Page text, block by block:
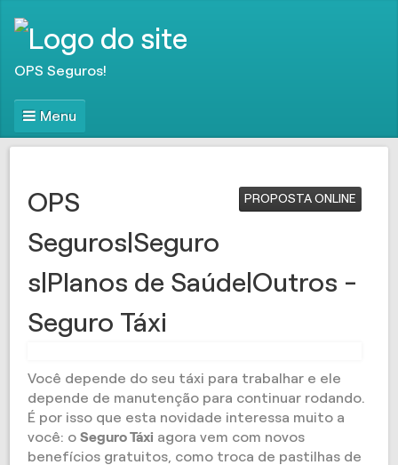
OPS Seguros!
Menu
PROPOSTA ONLINE
OPS
Seguros|Seguro
s|Planos de Saúde|Outros -
Seguro Táxi
Você depende do seu táxi para trabalhar e ele
depende de manutenção para continuar rodando.
É por isso que esta novidade interessa muito a
você: oSeguro Táxi agora vem com novos
benefícios gratuitos, como troca de pastilhas de